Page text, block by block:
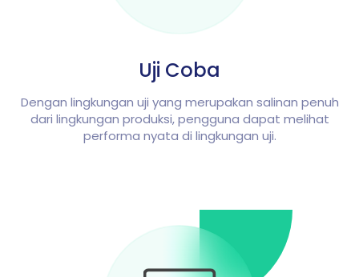
Uji Coba
Dengan lingkungan uji yang merupakan salinan penuh
dari lingkungan produksi, pengguna dapat melihat
performa nyata di lingkungan uji.